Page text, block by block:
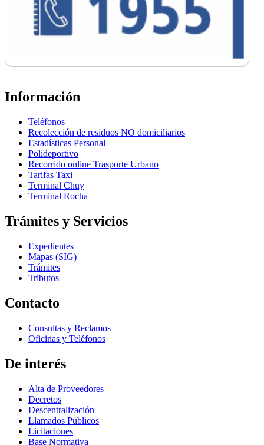
Información
Teléfonos
Recolección de residuos NO domiciliarios
Estadísticas Personal
Polideportivo
Recorrido online Trasporte Urbano
Tarifas Taxi
Terminal Chuy
Terminal Rocha
Trámites y Servicios
Expedientes
Mapas (SIG)
Trámites
Tributos
Contacto
Consultas y Reclamos
Oficinas y Teléfonos
De interés
Alta de Proveedores
Decretos
Descentralización
Llamados Públicos
Licitaciones
Base Normativa